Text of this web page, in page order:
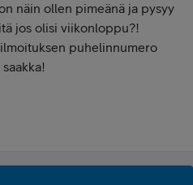
näin ollen pimeänä ja pysyy
jos olisi viikonloppu?!
puhelinnumero